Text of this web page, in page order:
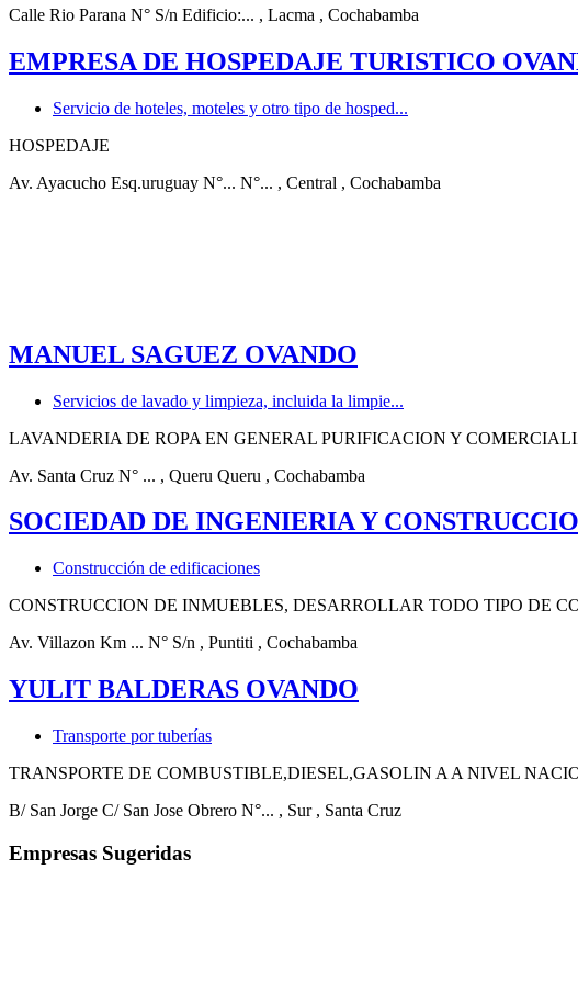
Calle Rio Parana N° S/n Edificio:... , Lacma , Cochabamba
EMPRESA DE HOSPEDAJE TURISTICO
Servicio de hoteles, moteles y otro tipo de hosped...
HOSPEDAJE
Av. Ayacucho Esq.uruguay N°... N°... , Central , Cochabamba
MANUEL SAGUEZ OVANDO
Servicios de lavado y limpieza, incluida la limpie...
LAVANDERIA DE ROPA EN GENERAL PURIFICACION Y
Av. Santa Cruz N° ... , Queru Queru , Cochabamba
SOCIEDAD DE INGENIERIA Y
Construcción de edificaciones
CONSTRUCCION DE INMUEBLES, DESARROLLAR TODO TIPO DE
Av. Villazon Km ... N° S/n , Puntiti , Cochabamba
YULIT BALDERAS OVANDO
Transporte por tuberías
TRANSPORTE DE COMBUSTIBLE,DIESEL,GASOLIN A A NIVEL
B/ San Jorge C/ San Jose Obrero N°... , Sur , Santa Cruz
Empresas Sugeridas